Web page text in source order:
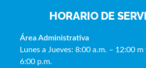
HORARIO DE
Área Administrativa
Lunes a Jueves: 8:00 a.m. – 12:00
6:00 p.m.